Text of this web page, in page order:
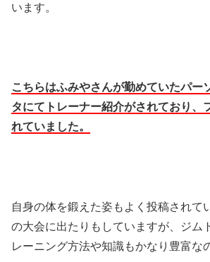
います。
こちらはふみやさんが勤めていたパー
タにてトレーナー紹介がされており、
れていました。
自身の体を鍛えた姿もよく投稿されて
の大会に出たりもしていますが、ジム
レーニング方法や知識もかなり豊富な